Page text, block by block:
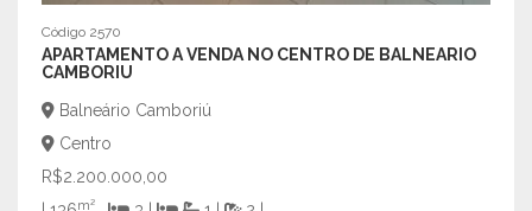
Código 2570
APARTAMENTO A VENDA NO CENTRO DE BALNEARIO
CAMBORIU
Balneário Camboriú
Centro
R$2.200.000,00
m²